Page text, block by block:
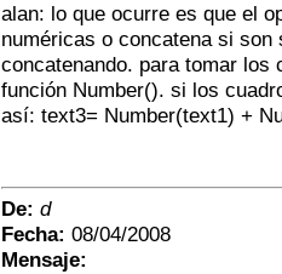
alan: lo que ocurre es que el
numéricas o concatena si
concatenando. para tomar los
función Number(). si los
así: text3= Number(text1) +
De: d
Fecha: 08/04/2008
Mensaje: